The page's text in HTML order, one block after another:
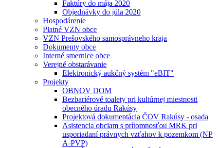
Faktúry do mája 2020
Objednávky do júla 2020
Hospodárenie
Platné VZN obce
VZN Prešovského samosprávneho kraja
Dokumenty obce
Interné smernice obce
Verejné obstarávanie
Elektronický aukčný systém "eBIT"
Projekty
OBNOV DOM
Bezbariérové toalety pri kultúrnej miestnosti
obecného úradu Rakúsy
Projektová dokumentácia ČOV Rakúsy - osada
Asistencia obciam s prítomnosťou MRK pri
usporiadaní právnych vzťahov k pozemkom (NP
A-PVP)